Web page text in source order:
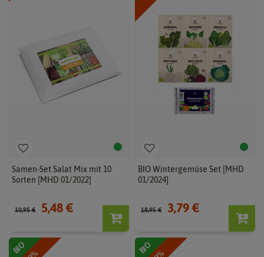
Samen-Set Salat Mix mit 10
Sorten [MHD 01/2022]
10,95 € 5,48 €
BIO Wintergemüse Set [MHD
01/2024]
18,95 € 3,79 €
BIO BIO